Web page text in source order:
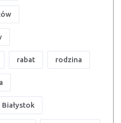
rabat rodzina